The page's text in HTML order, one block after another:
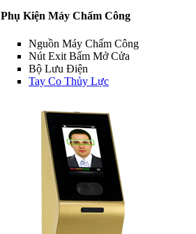
Phụ Kiện Máy Chấm Công
Nguồn Máy Chấm Công
Nút Exit Bấm Mở Cửa
Bộ Lưu Điện
Tay Co Thủy Lực